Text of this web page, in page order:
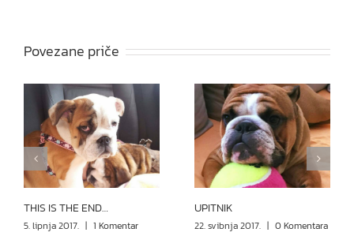
Povezane priče
THIS IS THE END…
5. lipnja 2017. | 1 Komentar
UPITNIK
22. svibnja 2017. | 0 Komentara